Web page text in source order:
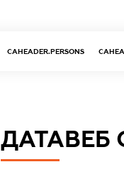
CAHEADER.PERSONS